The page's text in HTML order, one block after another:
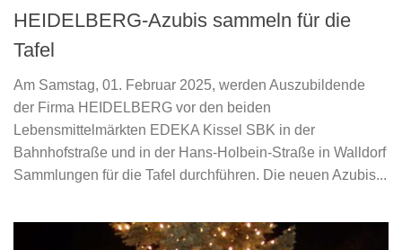
HEIDELBERG-Azubis sammeln für die
Tafel
Am Samstag, 01. Februar 2025, werden Auszubildende
der Firma HEIDELBERG vor den beiden
Lebensmittelmärkten EDEKA Kissel SBK in der
Bahnhofstraße und in der Hans-Holbein-Straße in Walldorf
Sammlungen für die Tafel durchführen. Die neuen Azubis...